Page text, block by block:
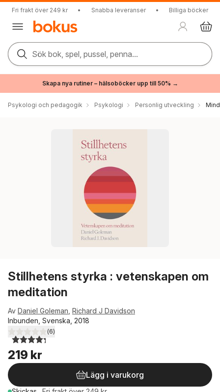
Fri frakt över 249 kr • Snabba leveranser • Billiga böcker
Sök bok, spel, pussel, penna...
Skapa nya rutiner – hälsoböcker upp till 50% →
Psykologi och pedagogik Psykologi Personlig utveckling
Stillhetens styrka : vetenskapen om
meditation
Av Daniel Goleman Richard J Davidson
Inbunden, Svenska, 2018
4,3utav 5 stjärnor. Totalt antal röster:
(6)
219 kr
Lägg i varukorg